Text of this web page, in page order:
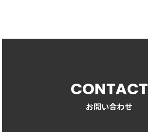
CONTACT
お問い合わせ